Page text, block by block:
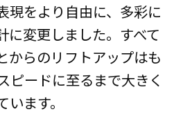
現をより自由に、多彩に
に変更しました。すべて
からのリフトアップはも
ピードに至るまで大きく
ます。